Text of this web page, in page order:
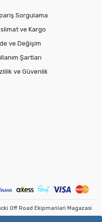
Sorgulama
ve Kargo
ve Değişim
Şartları
ve Güvenlik
Off Road Ekipmanlari Magazasi